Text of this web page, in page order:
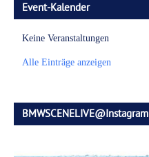
Event-Kalender
Keine Veranstaltungen
Alle Einträge anzeigen
BMWSCENELIVE@Instagram